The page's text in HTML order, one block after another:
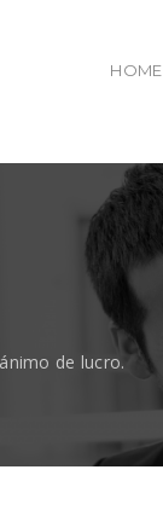
HOME
de lucro.